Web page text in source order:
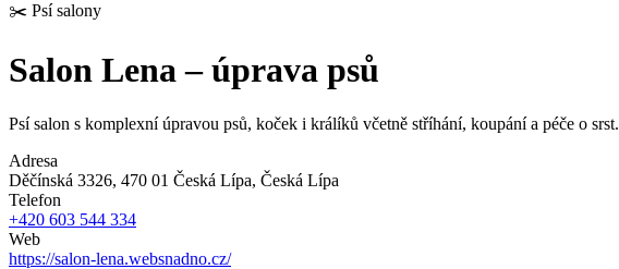
✂️ Psí salony
Salon Lena – úprava psů
Psí salon s komplexní úpravou psů, koček i králíků včetně stříhání, koupání a péče o srst.
Adresa
Děčínská 3326, 470 01 Česká Lípa, Česká Lípa
Telefon
+420 603 544 334
Web
https://salon-lena.websnadno.cz/